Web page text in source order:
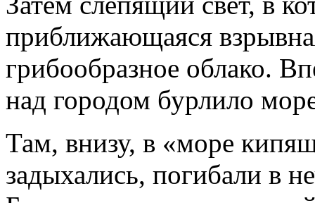
приближающаяся
грибообразное облако.
над городом бурлило
Там, внизу, в «море
задыхались, погибали в